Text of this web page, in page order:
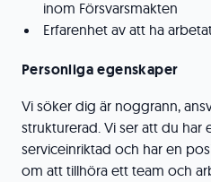
inom Försvarsmakten
Erfarenhet av att ha
Personliga egenskaper
Vi söker dig är noggrann,
strukturerad. Vi ser att du har
serviceinriktad och har en
om att tillhöra ett team och